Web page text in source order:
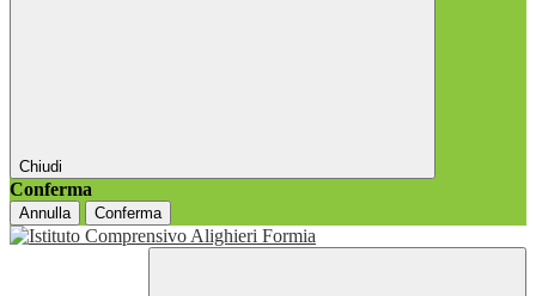
Chiudi
Conferma
Annulla Conferma